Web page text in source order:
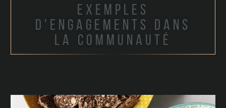
Exemples
d'engagements dans
la communauté